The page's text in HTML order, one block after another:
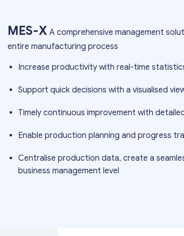
MES-X A comprehensive management
entire manufacturing process
Increase productivity with real-time
Support quick decisions with a visualised
Timely continuous improvement with
Enable production planning and progress
Centralise production data, create a
business management level